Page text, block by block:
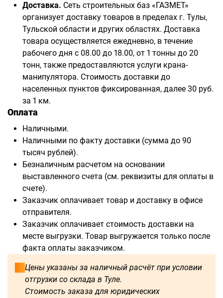
Доставка. Сеть строительных баз «ГАЗМЕТ»
организует доставку товаров в пределах г. Тулы,
Тульской области и других областях. Доставка
товара осуществляется ежедневно, в течение
рабочего дня с 08.00 до 18.00, от 1 тонны до 20
тонн, также предоставляются услуги крана-
манипулятора. Стоимость доставки до
населенных пунктов фиксированная, далее 30 руб.
за 1 км.
Оплата
Наличными.
Наличными по факту доставки (сумма до 90
тысяч рублей).
Безналичным расчетом на основании
выставленного счета (см. реквизиты для оплаты в
счете).
Заказчик оплачивает товар и доставку в офисе
отправителя.
Заказчик оплачивает стоимость доставки на
месте выгрузки. Товар выгружается только после
факта оплаты заказчиком.
Цены указаны за наличный расчёт при условии
отгрузки со склада в Туле.
Стоимость заказа для юридических